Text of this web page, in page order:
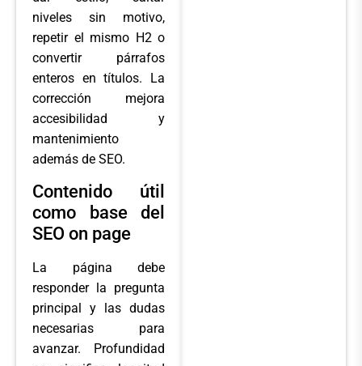
niveles sin motivo,
repetir el mismo H2 o
convertir párrafos
enteros en títulos. La
corrección mejora
accesibilidad y
mantenimiento
además de SEO.
Contenido útil
como base del
SEO on page
La página debe
responder la pregunta
principal y las dudas
necesarias para
avanzar. Profundidad